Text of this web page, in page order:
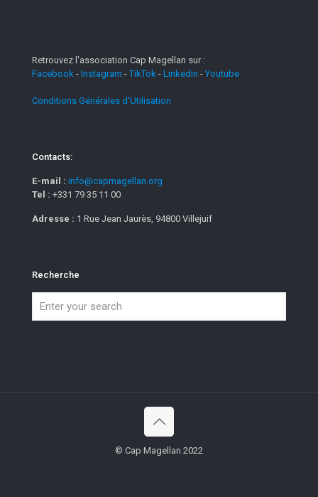
Retrouvez l'association Cap Magellan sur :
Facebook - Instagram -TikTok - Linkedin - Youtube
Conditions Générales d'Utilisation
Contacts:
E-mail : info@capmagellan.org
Tel : +331 79 35 11 00
Adresse : 1 Rue Jean Jaurès, 94800 Villejuif
Recherche
© Cap Magellan 2022